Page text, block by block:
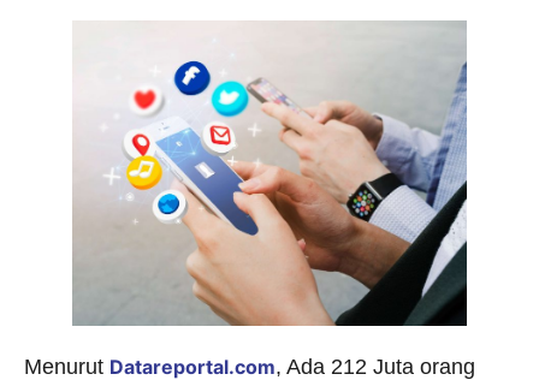
Menurut Datareportal.com, Ada 212 Juta orang